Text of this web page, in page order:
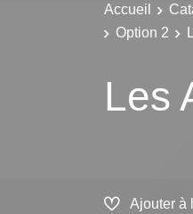
Accueil
Option 2
Les
Ajouter à